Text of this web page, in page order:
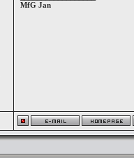
MfG Jan